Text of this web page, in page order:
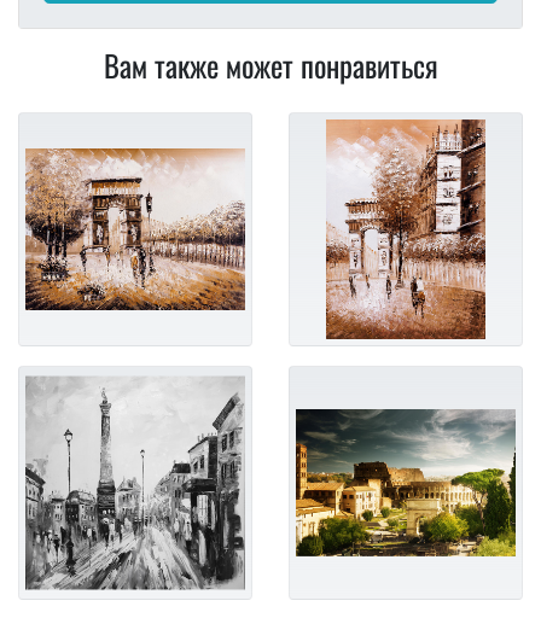
Вам также может понравиться